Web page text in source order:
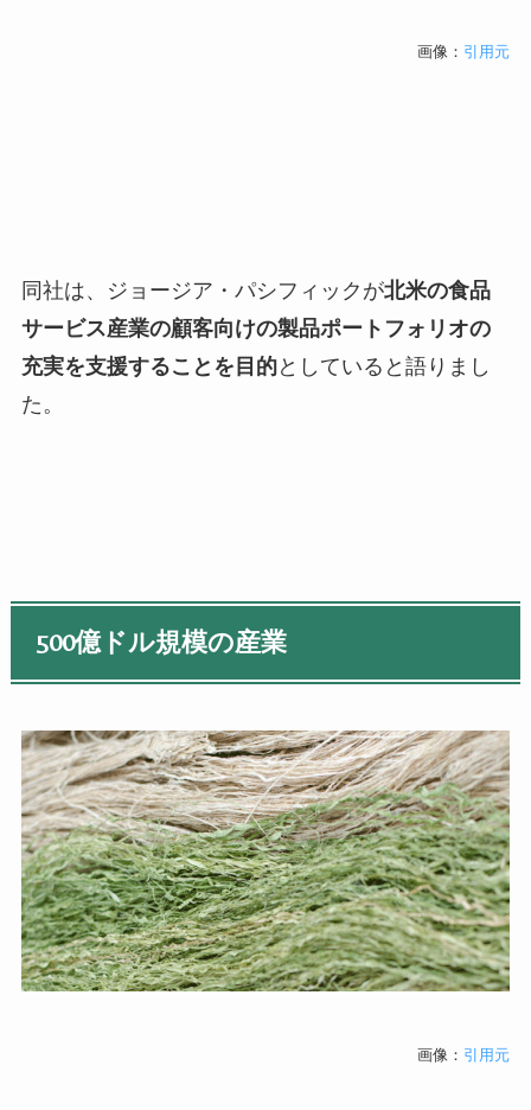
画像： 引用元
同社は、ジョージア・パシフィックが北米の食品
サービス産業の顧客向けの製品ポートフォリオの
充実を支援することを目的としていると語りまし
た。
500億ドル規模の産業
画像： 引用元